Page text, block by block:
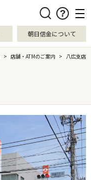
検索
朝日信金について
> 店舗・ATMのご案内 > 八広支店